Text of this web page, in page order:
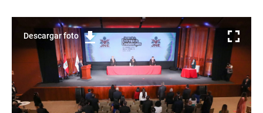
Descargar foto